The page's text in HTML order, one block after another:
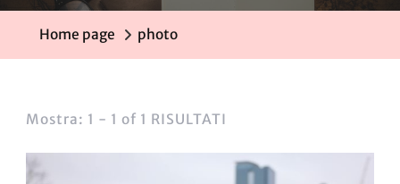
Home page photo
Mostra: 1 - 1 of 1 RISULTATI